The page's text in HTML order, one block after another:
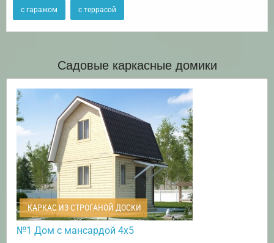
с гаражом с террасой
Садовые каркасные домики
КАРКАС ИЗ СТРОГАНОЙ ДОСКИ
№1 Дом с мансардой 4х5